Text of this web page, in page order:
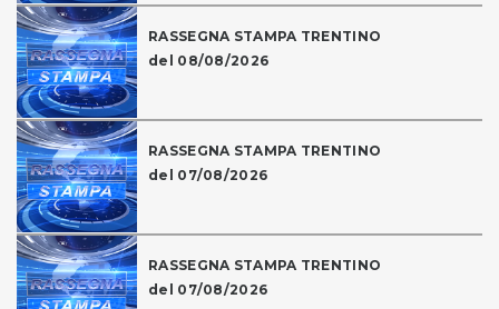
RASSEGNA STAMPA TRENTINO
del 08/08/2026
RASSEGNA STAMPA TRENTINO
del 07/08/2026
RASSEGNA STAMPA TRENTINO
del 07/08/2026